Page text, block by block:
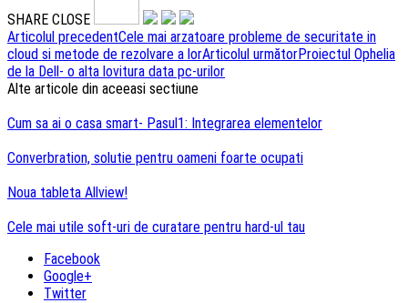
SHARE CLOSE
Navigare
articole
Articolul precedentCele mai arzatoare probleme de securitate in
cloud si metode de rezolvare a lorArticolul următorProiectul Ophelia
de la Dell- o alta lovitura data pc-urilor
Alte articole din aceeasi sectiune
Cum sa ai o casa smart- Pasul1: Integrarea elementelor
Converbration, solutie pentru oameni foarte ocupati
Noua tableta Allview!
Cele mai utile soft-uri de curatare pentru hard-ul tau
Facebook
Google+
Twitter